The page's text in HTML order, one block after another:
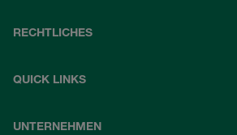
RECHTLICHES
QUICK LINKS
UNTERNEHMEN